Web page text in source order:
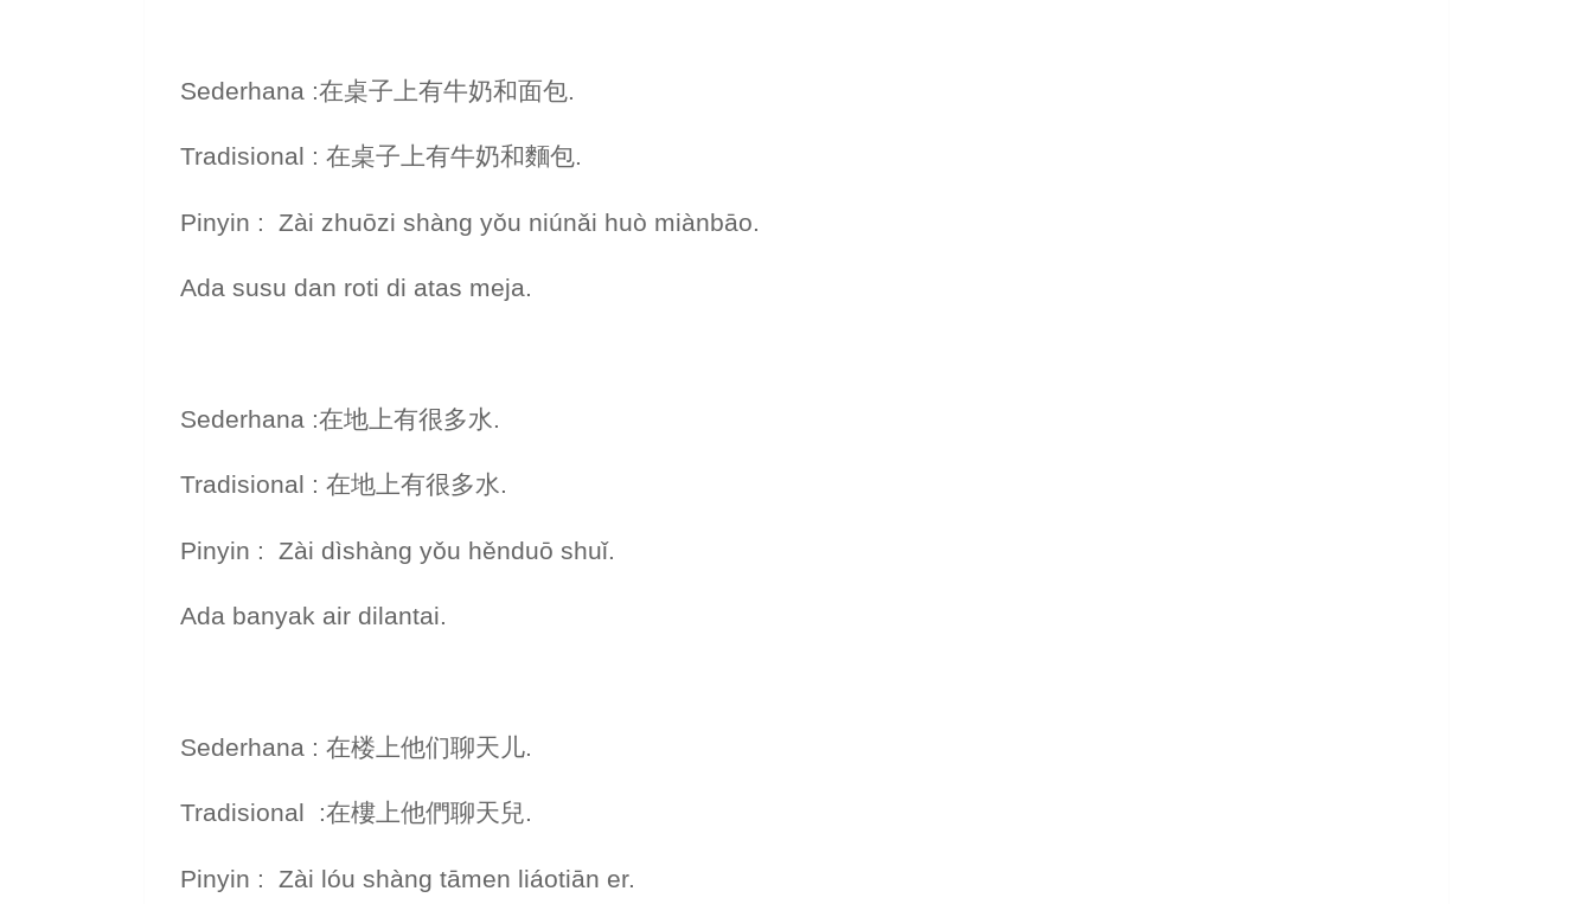
Sederhana :在桌子上有牛奶和面包.
Tradisional : 在桌子上有牛奶和麵包.
Pinyin : Zài zhuōzi shàng yǒu niúnǎi huò miànbāo.
Ada susu dan roti di atas meja.
Sederhana :在地上有很多水.
Tradisional : 在地上有很多水.
Pinyin : Zài dìshàng yǒu hěnduō shuǐ.
Ada banyak air dilantai.
Sederhana : 在楼上他们聊天儿.
Tradisional :在樓上他們聊天兒.
Pinyin : Zài lóu shàng tāmen liáotiān er.